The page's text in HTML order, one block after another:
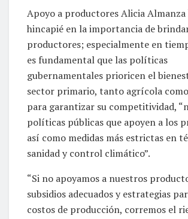
Apoyo a productores Alicia Almanza
hincapié en la importancia de
productores; especialmente en
es fundamental que las políticas
gubernamentales prioricen el
sector primario, tanto agrícola
para garantizar su competitividad,
políticas públicas que apoyen a los
así como medidas más estrictas en
sanidad y control climático”.
“Si no apoyamos a nuestros
subsidios adecuados y estrategias
costos de producción, corremos el